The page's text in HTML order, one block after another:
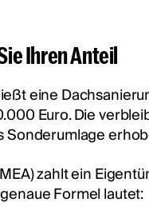
Ihren Anteil
eine
Euro. Die
Sonderumlage
zahlt ein
Formel lautet: